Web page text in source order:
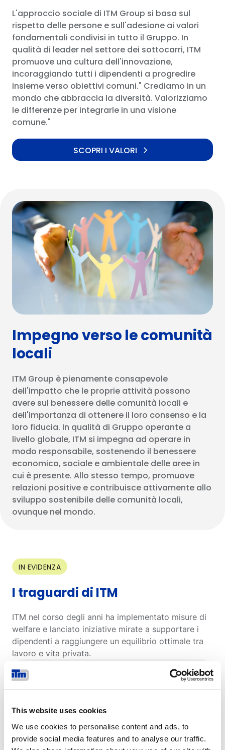
This website uses cookies
We use cookies to personalise content and ads, to
provide social media features and to analyse our traffic.
L'approccio sociale di ITM Group si basa sul
rispetto delle persone e sull'adesione ai valori
fondamentali condivisi in tutto il Gruppo. In
qualità di leader nel settore dei sottocarri, ITM
promuove una cultura dell'innovazione,
incoraggiando tutti i dipendenti a progredire
insieme verso obiettivi comuni." Crediamo in un
mondo che abbraccia la diversità. Valorizziamo
le differenze per integrarle in una visione
comune."
SCOPRI I VALORI
Impegno verso le comunità
locali
ITM Group è pienamente consapevole
dell'impatto che le proprie attività possono
avere sul benessere delle comunità locali e
dell'importanza di ottenere il loro consenso e la
loro fiducia. In qualità di Gruppo operante a
livello globale, ITM si impegna ad operare in
modo responsabile, sostenendo il benessere
economico, sociale e ambientale delle aree in
cui è presente. Allo stesso tempo, promuove
relazioni positive e contribuisce attivamente allo
sviluppo sostenibile delle comunità locali,
ovunque nel mondo.
IN EVIDENZA
I traguardi di ITM
ITM nel corso degli anni ha implementato misure di
welfare e lanciato iniziative mirate a supportare i
dipendenti a raggiungere un equilibrio ottimale tra
lavoro e vita privata.
97%
Dipendenti con contratto a
tempo indeterminato